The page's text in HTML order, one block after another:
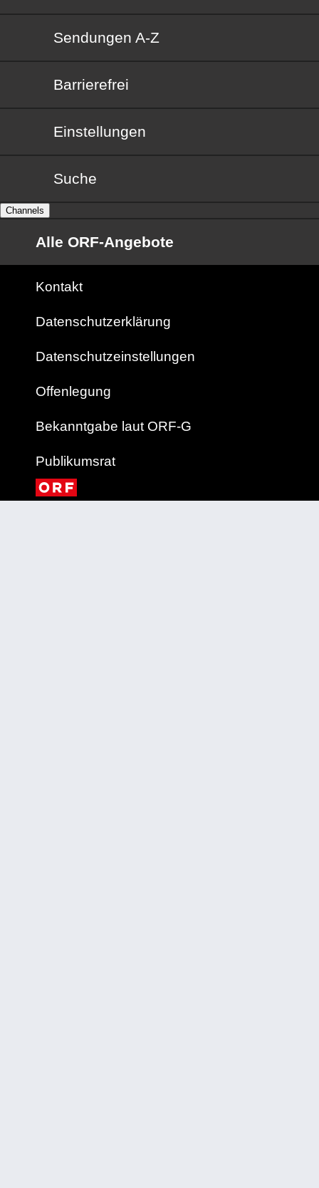
Sendungen von A bis Z
Sendungen A-Z
Barrierefrei
Barrierefrei
Einstellungen
Suche
Channels
Alle ORF-Angebote
Kontakt
Datenschutzerklärung
Datenschutzeinstellungen
Offenlegung
Bekanntgabe laut ORF-G
Publikumsrat